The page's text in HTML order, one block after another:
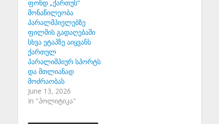
ფონდ „ქართუს“
მონაწილეობა
პარალმპიელებზე
ფილმის გადაღებაში
სხვა ეტაპზე აიყვანს
ქართულ
პარალიმპიურ სპორტს
და მთლიანად
მოძრაობას
June 13, 2026
In "პოლიტიკა"